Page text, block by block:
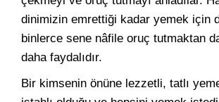
dinimizin emrettiği kadar yemek için
binlerce sene nâfile oruç tutmaktan
daha faydalıdır.
Bir kimsenin önüne lezzetli, tatlı